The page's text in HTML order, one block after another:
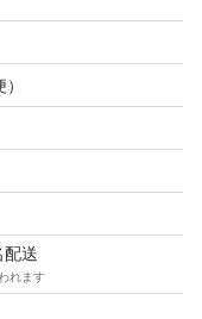
配送
れます